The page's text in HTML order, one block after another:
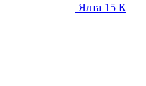
Ялта 15 К